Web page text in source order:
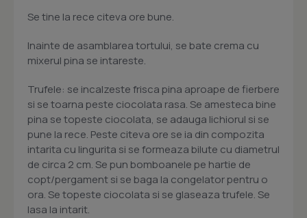
Se tine la rece citeva ore bune.
Inainte de asamblarea tortului, se bate crema cu
mixerul pina se intareste.
Trufele: se incalzeste frisca pina aproape de fierbere
si se toarna peste ciocolata rasa. Se amesteca bine
pina se topeste ciocolata, se adauga lichiorul si se
pune la rece. Peste citeva ore se ia din compozita
intarita cu lingurita si se formeaza bilute cu diametrul
de circa 2 cm. Se pun bomboanele pe hartie de
copt/pergament si se baga la congelator pentru o
ora. Se topeste ciocolata si se glaseaza trufele. Se
lasa la intarit.